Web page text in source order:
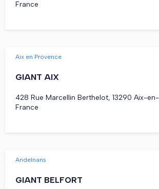
France
Aix en Provence
GIANT AIX
428 Rue Marcellin Berthelot, 13290 Aix-
France
Andelnans
GIANT BELFORT